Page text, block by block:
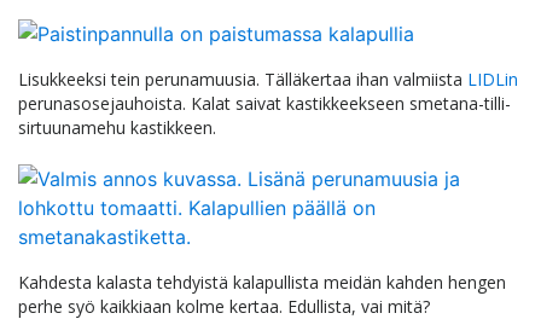
Lisukkeeksi tein perunamuusia. Tälläkertaa ihan valmiista LIDLin
perunasosejauhoista. Kalat saivat kastikkeekseen smetana-tilli-
sirtuunamehu kastikkeen.
Kahdesta kalasta tehdyistä kalapullista meidän kahden hengen
perhe syö kaikkiaan kolme kertaa. Edullista, vai mitä?